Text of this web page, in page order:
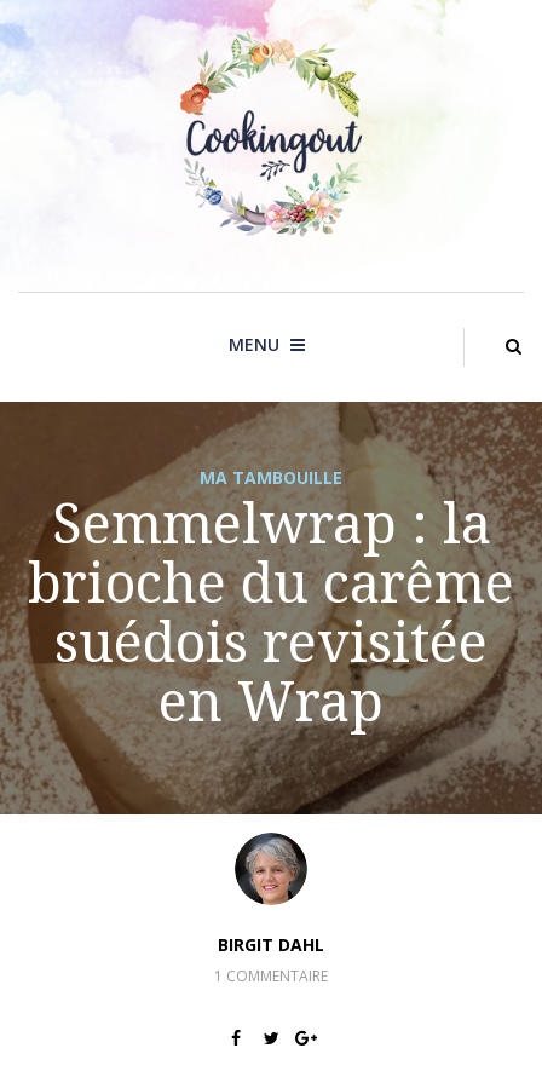
to
MENU
MA TAMBOUILLE
Semmelwrap : la
brioche du carême
suédois revisitée
en Wrap
BIRGIT DAHL
1 COMMENTAIRE